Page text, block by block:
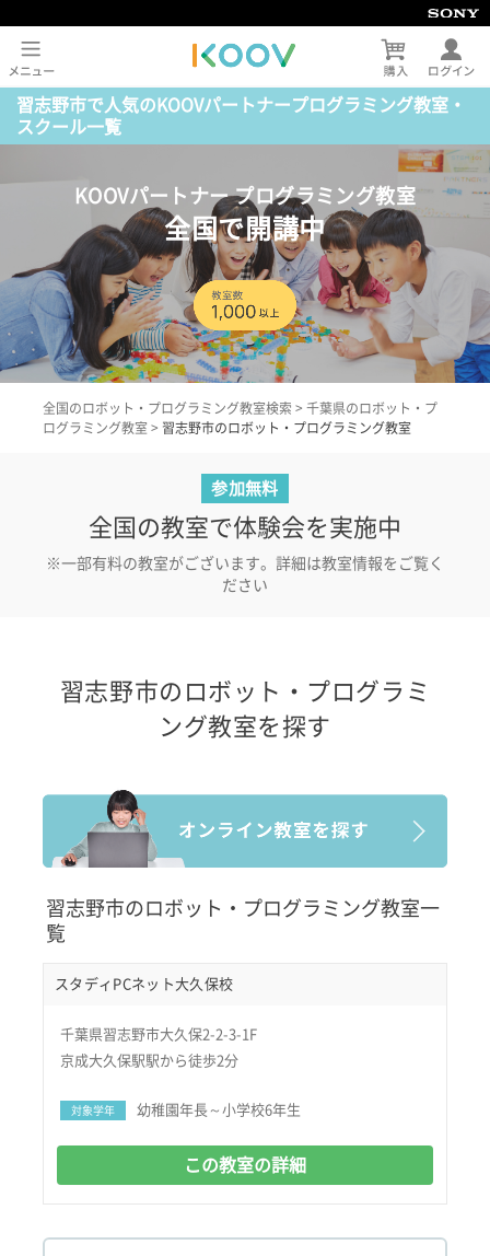
習志野市で人気のKOOVパートナープログラミング教室・
スクール一覧
KOOVパートナー プログラミング教室
全国で開講中
全国のロボット・プログラミング教室検索 > 千葉県のロボット・プ
ログラミング教室 > 習志野市のロボット・プログラミング教室
参加無料
全国の教室で体験会を実施中
※一部有料の教室がございます。詳細は教室情報をご覧く
ださい
習志野市のロボット・プログラミ
ング教室を探す
習志野市のロボット・プログラミング教室一
覧
スタディPCネット大久保校
千葉県習志野市大久保2-2-3-1F
京成大久保駅駅から徒歩2分
対象学年 幼稚園年長～小学校6年生
この教室の詳細